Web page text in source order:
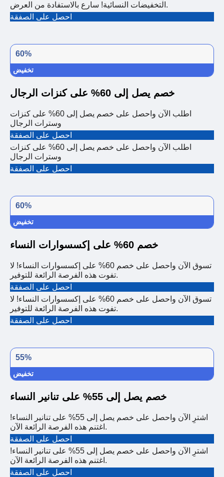
التخفيضات النسائية! سارع بالاستفادة من العرض.
احصل على الصفقة
60%
تخفيض
خصم يصل إلى 60% على كنزات الرجال
اطلب الآن واحصل على خصم يصل إلى 60% على كنزات
وسترات الرجال
احصل على الصفقة
اطلب الآن واحصل على خصم يصل إلى 60% على كنزات
وسترات الرجال
احصل على الصفقة
60%
تخفيض
خصم 60% على إكسسوارات النساء
تسوق الآن واحصل على خصم 60% على إكسسوارات النساء! لا
تفوت هذه الفرصة الرائعة للتوفير.
احصل على الصفقة
تسوق الآن واحصل على خصم 60% على إكسسوارات النساء! لا
تفوت هذه الفرصة الرائعة للتوفير.
احصل على الصفقة
55%
تخفيض
خصم يصل إلى 55% على تنانير النساء
اشترِ الآن واحصل على خصم يصل إلى 55% على تنانير النساء!
اغتنم هذه الفرصة الرائعة الآن.
احصل على الصفقة
اشترِ الآن واحصل على خصم يصل إلى 55% على تنانير النساء!
اغتنم هذه الفرصة الرائعة الآن.
احصل على الصفقة